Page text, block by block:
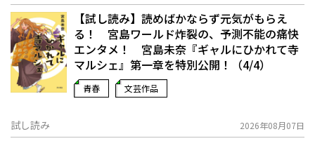
【試し読み】読めばかならず元気がもらえ
る！ 宮島ワールド炸裂の、予測不能の痛快
エンタメ！ 宮島未奈『ギャルにひかれて寺
マルシェ』第一章を特別公開！（4/4）
青春 文芸作品
試し読み 2026年08月07日